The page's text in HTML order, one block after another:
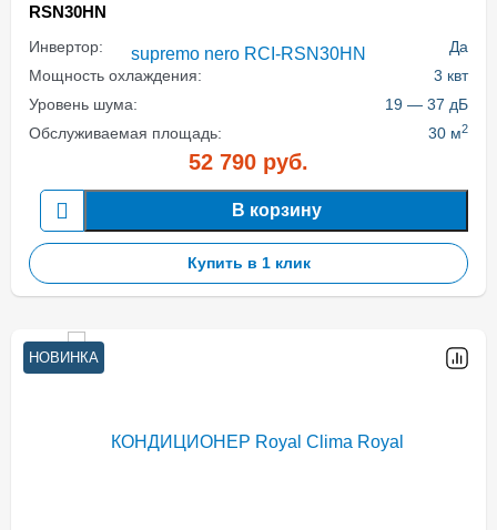
RSN30HN
Инвертор:
Да
Мощность охлаждения:
3 квт
Уровень шума:
19 — 37 дБ
Обслуживаемая площадь:
30 м2
52 790 руб.
В корзину
Купить в 1 клик
НОВИНКА